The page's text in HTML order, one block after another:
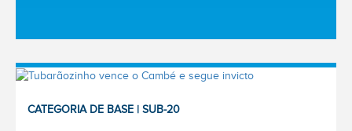
Home
O
CATEGORIA DE BASE | SUB-20